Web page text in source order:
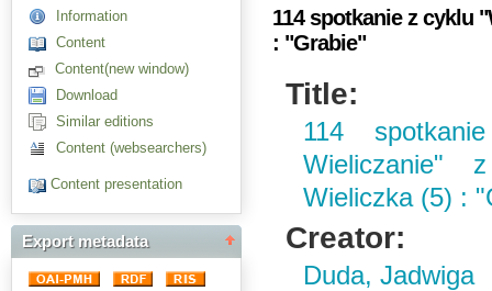
Information
Content
Content(new window)
Download
Similar editions
Content (websearchers)
Content presentation
Export metadata
114 spotkanie z cyklu
: "Grabie"
Title:
114
Wieliczanie"
Wieliczka (5) :
Creator:
Duda, Jadwiga